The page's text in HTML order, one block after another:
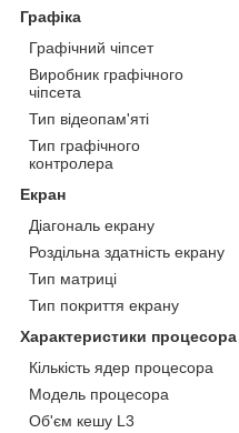
Графіка
Графічний чіпсет
Виробник графічного
чіпсета
Тип відеопам'яті
Тип графічного
контролера
Екран
Діагональ екрану
Роздільна здатність екрану
Тип матриці
Тип покриття екрану
Характеристики процесора
Кількість ядер процесора
Модель процесора
Об'єм кешу L3